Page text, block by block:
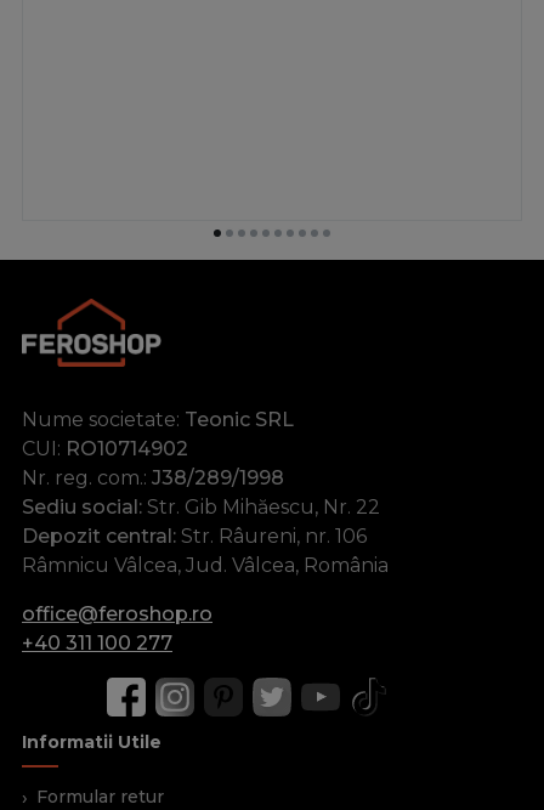
Nume societate: Teonic SRL
CUI: RO10714902
Nr. reg. com.: J38/289/1998
Sediu social: Str. Gib Mihăescu, Nr. 22
Depozit central: Str. Râureni, nr. 106
Râmnicu Vâlcea, Jud. Vâlcea, România
office@feroshop.ro
+40 311 100 277
Informatii Utile
Formular retur